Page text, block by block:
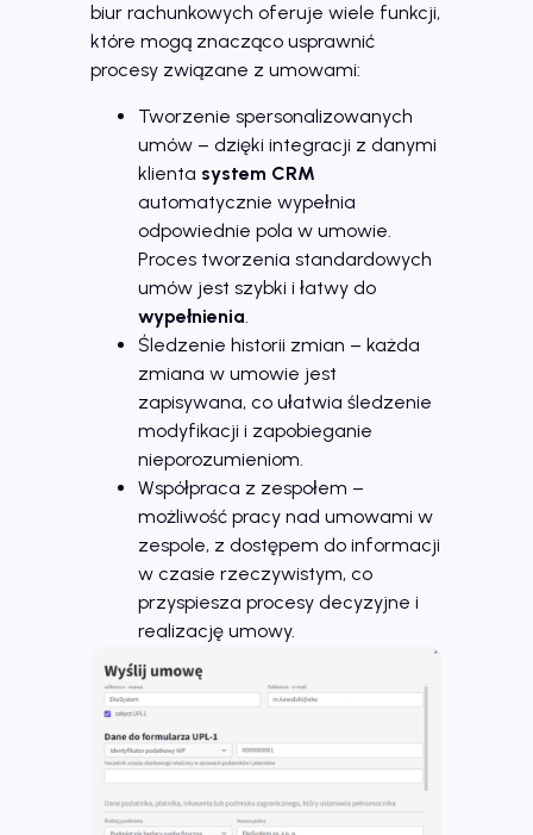
biur rachunkowych oferuje wiele funkcji,
które mogą znacząco usprawnić
procesy związane z umowami:
Tworzenie spersonalizowanych
umów – dzięki integracji z danymi
klienta system CRM
automatycznie wypełnia
odpowiednie pola w umowie.
Proces tworzenia standardowych
umów jest szybki i łatwy do
wypełnienia
Śledzenie historii zmian – każda
zmiana w umowie jest
zapisywana, co ułatwia śledzenie
modyfikacji i zapobieganie
nieporozumieniom.
Współpraca z zespołem –
możliwość pracy nad umowami w
zespole, z dostępem do informacji
w czasie rzeczywistym, co
przyspiesza procesy decyzyjne i
realizację umowy.